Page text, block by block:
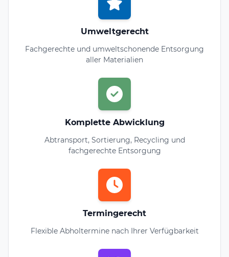
Umweltgerecht
Fachgerechte und umweltschonende Entsorgung
aller Materialien
Komplette Abwicklung
Abtransport, Sortierung, Recycling und
fachgerechte Entsorgung
Termingerecht
Flexible Abholtermine nach Ihrer Verfügbarkeit